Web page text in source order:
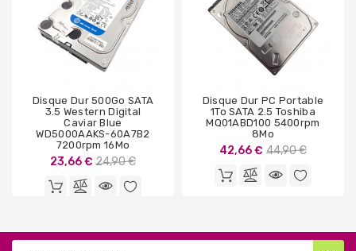
Disque Dur 500Go SATA
3.5 Western Digital
Caviar Blue
WD5000AAKS-60A7B2
7200rpm 16Mo
23,66 € Prix
base
24,90 €
Disque Dur PC Portable
1To SATA 2.5 Toshiba
MQ01ABD100 5400rpm
8Mo
42,66 € Prix
base
44,90 €